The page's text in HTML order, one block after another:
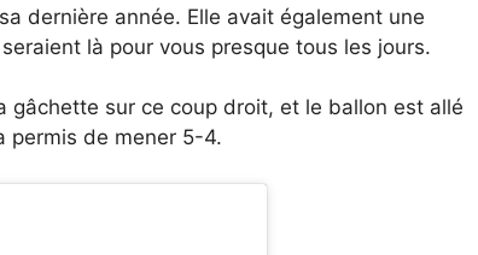
dernière année. Elle avait également une
là pour vous presque tous les jours.
gâchette sur ce coup droit, et le ballon est allé
permis de mener 5-4.